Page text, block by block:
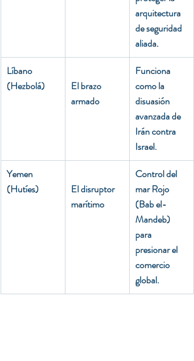
arquitectura
de seguridad
aliada.
Líbano
(Hezbolá)
El brazo
armado
Funciona
como la
disuasión
avanzada de
Irán contra
Israel.
Yemen
(Hutíes)
El disruptor
marítimo
Control del
mar Rojo
(Bab el-
Mandeb)
para
presionar el
comercio
global.